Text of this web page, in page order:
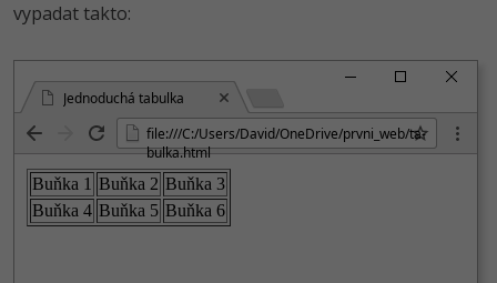
vypadat takto:
Jednoduchá tabulka
file:///C:/User­s/David/OneDri­ve/prvni_web/ta­
bulka.html